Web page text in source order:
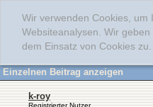
Wir verwenden Cookies,
Websiteanalysen. Wir
dem Einsatz von Cookies zu.
Einzelnen Beitrag anzeigen
k-roy
Registrierter Nutzer